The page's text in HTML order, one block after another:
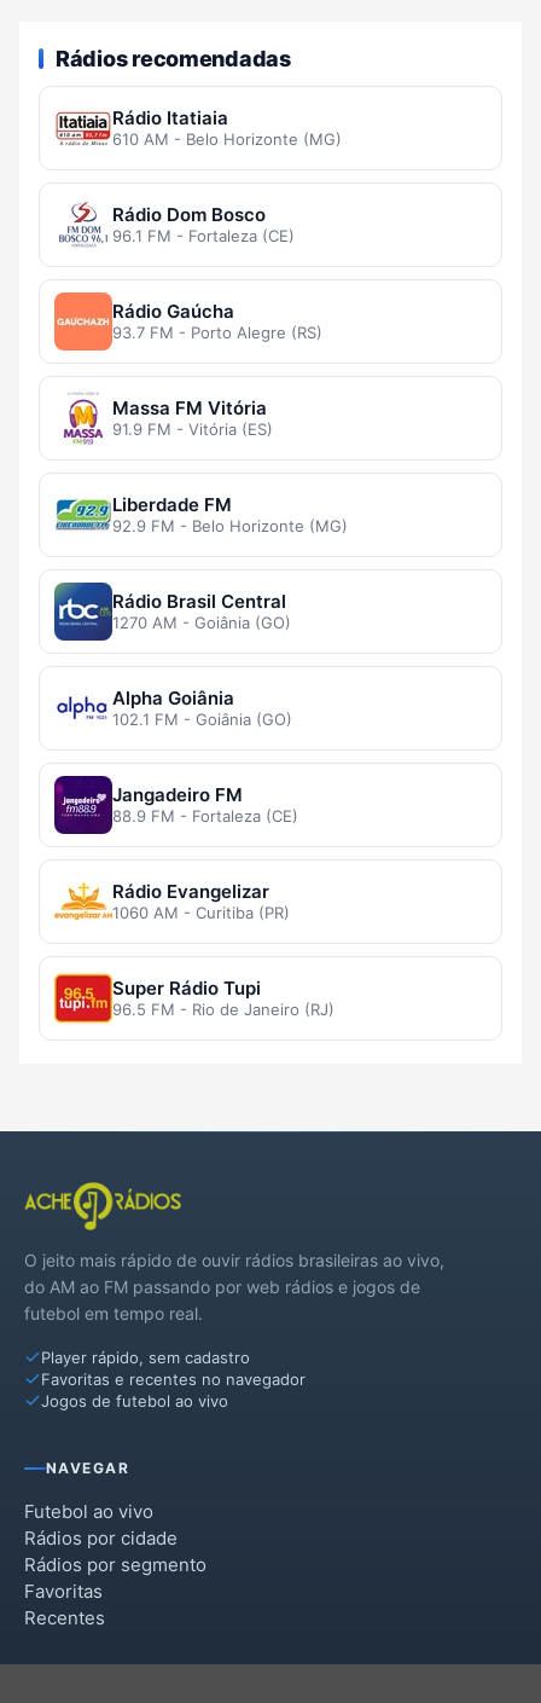
Rádios recomendadas
Rádio Itatiaia
610 AM - Belo Horizonte (MG)
Rádio Dom Bosco
96.1 FM - Fortaleza (CE)
Rádio Gaúcha
93.7 FM - Porto Alegre (RS)
Massa FM Vitória
91.9 FM - Vitória (ES)
Liberdade FM
92.9 FM - Belo Horizonte (MG)
Rádio Brasil Central
1270 AM - Goiânia (GO)
Alpha Goiânia
102.1 FM - Goiânia (GO)
Jangadeiro FM
88.9 FM - Fortaleza (CE)
Rádio Evangelizar
1060 AM - Curitiba (PR)
Super Rádio Tupi
96.5 FM - Rio de Janeiro (RJ)
O jeito mais rápido de ouvir rádios brasileiras ao vivo,
do AM ao FM passando por web rádios e jogos de
futebol em tempo real.
Player rápido, sem cadastro
Favoritas e recentes no navegador
Jogos de futebol ao vivo
NAVEGAR
Futebol ao vivo
Rádios por cidade
Rádios por segmento
Favoritas
Recentes